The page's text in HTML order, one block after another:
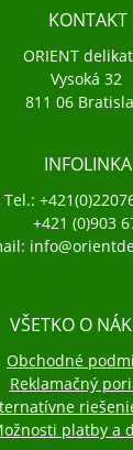
KONTAKT
ORIENT
Vysoká 32
811 06
INFOLINKA
Tel.:
+421 (0)903
VŠETKO O
Obchodné
Reklamačný
platby a